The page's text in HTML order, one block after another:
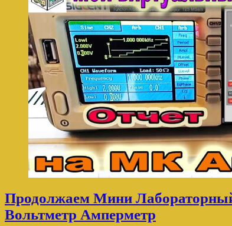
Продолжаем Мини
Вольтметр Амперметр